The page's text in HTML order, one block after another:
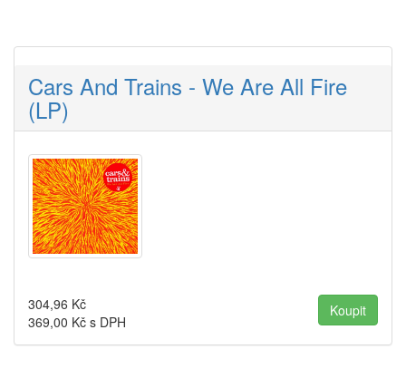
Cars And Trains - We Are All Fire
(LP)
304,96 Kč
369,00 Kč s DPH